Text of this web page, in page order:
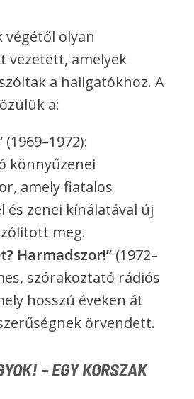
végétől olyan
vezetett, amelyek
a hallgatókhoz. A
a:
(1969–1972):
könnyűzenei
amely fiatalos
és zenei kínálatával új
meg.
Harmadszor!” (1972–
szórakoztató rádiós
hosszú éveken át
örvendett.
– EGY KORSZAK